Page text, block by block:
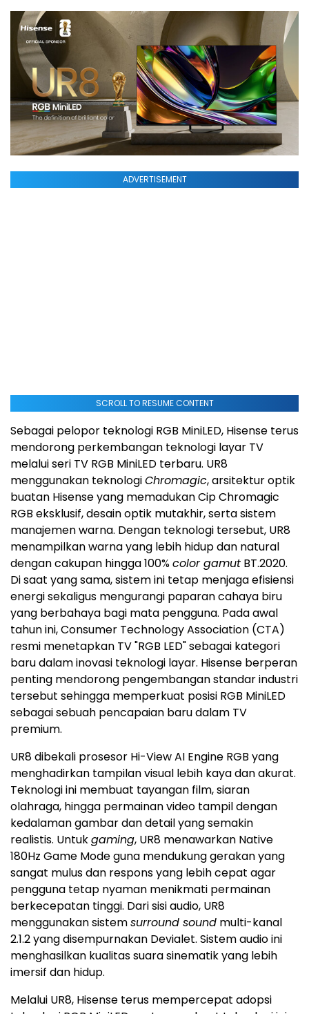
ADVERTISEMENT
SCROLL TO RESUME CONTENT
Sebagai pelopor teknologi RGB MiniLED, Hisense terus
mendorong perkembangan teknologi layar TV
melalui seri TV RGB MiniLED terbaru. UR8
menggunakan teknologiChromagic, arsitektur optik
buatan Hisense yang memadukan Cip Chromagic
RGB eksklusif, desain optik mutakhir, serta sistem
manajemen warna. Dengan teknologi tersebut, UR8
menampilkan warna yang lebih hidup dan natural
dengan cakupan hingga 100%color gamut BT.2020.
Di saat yang sama, sistem ini tetap menjaga efisiensi
energi sekaligus mengurangi paparan cahaya biru
yang berbahaya bagi mata pengguna. Pada awal
tahun ini, Consumer Technology Association (CTA)
resmi menetapkan TV "RGB LED" sebagai kategori
baru dalam inovasi teknologi layar. Hisense berperan
penting mendorong pengembangan standar industri
tersebut sehingga memperkuat posisi RGB MiniLED
sebagai sebuah pencapaian baru dalam TV
premium.
UR8 dibekali prosesor Hi-View AI Engine RGB yang
menghadirkan tampilan visual lebih kaya dan akurat.
Teknologi ini membuat tayangan film, siaran
olahraga, hingga permainan video tampil dengan
kedalaman gambar dan detail yang semakin
realistis. Untukgaming, UR8 menawarkan Native
180Hz Game Mode guna mendukung gerakan yang
sangat mulus dan respons yang lebih cepat agar
pengguna tetap nyaman menikmati permainan
berkecepatan tinggi. Dari sisi audio, UR8
menggunakan sistemsurround sound multi-kanal
2.1.2 yang disempurnakan Devialet. Sistem audio ini
menghasilkan kualitas suara sinematik yang lebih
imersif dan hidup.
Melalui UR8, Hisense terus mempercepat adopsi